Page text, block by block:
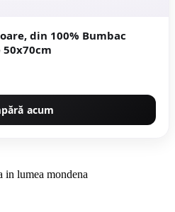
din 100% Bumbac
acum
in lumea mondena